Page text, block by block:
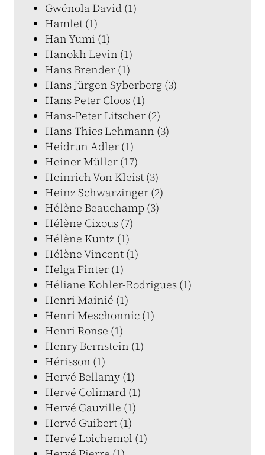
Gwénola David (1)
Hamlet (1)
Han Yumi (1)
Hanokh Levin (1)
Hans Brender (1)
Hans Jürgen Syberberg (3)
Hans Peter Cloos (1)
Hans-Peter Litscher (2)
Hans-Thies Lehmann (3)
Heidrun Adler (1)
Heiner Müller (17)
Heinrich Von Kleist (3)
Heinz Schwarzinger (2)
Hélène Beauchamp (3)
Hélène Cixous (7)
Hélène Kuntz (1)
Hélène Vincent (1)
Helga Finter (1)
Héliane Kohler-Rodrigues (1)
Henri Mainié (1)
Henri Meschonnic (1)
Henri Ronse (1)
Henry Bernstein (1)
Hérisson (1)
Hervé Bellamy (1)
Hervé Colimard (1)
Hervé Gauville (1)
Hervé Guibert (1)
Hervé Loichemol (1)